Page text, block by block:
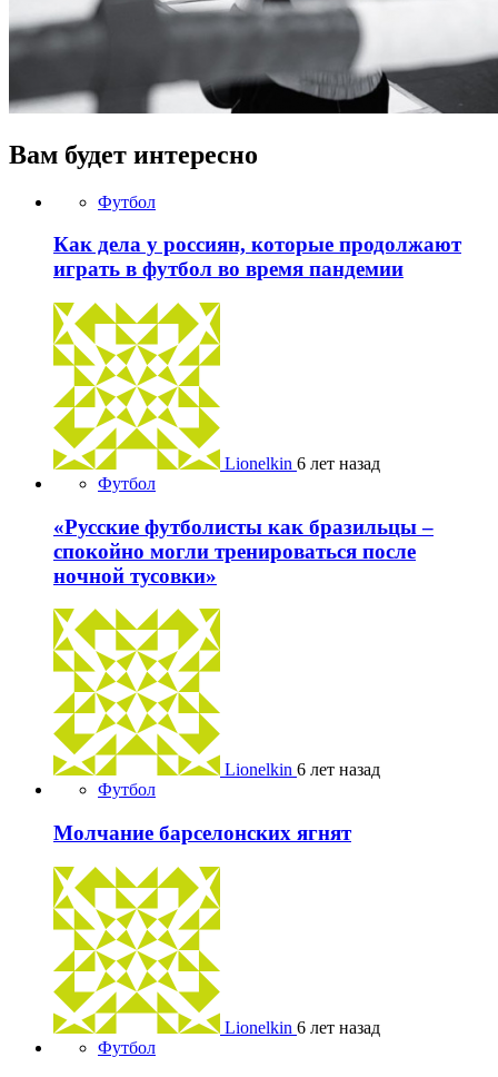
Вам будет интересно
Футбол
Как дела у россиян, которые продолжают
играть в футбол во время пандемии
Lionelkin 6 лет назад
Футбол
«Русские футболисты как бразильцы –
спокойно могли тренироваться после
ночной тусовки»
Lionelkin 6 лет назад
Футбол
Молчание барселонских ягнят
Lionelkin 6 лет назад
Футбол